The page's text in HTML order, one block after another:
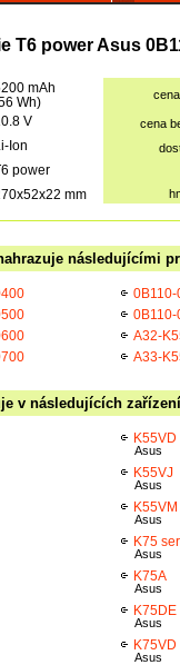
T6 power Asus
mAh
Wh)
V
cena
Ion
power
mm
následujícími
A32-
A33-
v následujících
K55VD
Asus
K55VJ
Asus
K55VM
Asus
K75
Asus
K75A
Asus
K75DE
Asus
K75VD
Asus